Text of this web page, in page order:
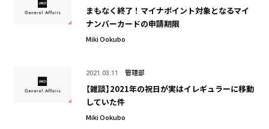
まもなく終了！マイナポイント対象となるマイ
ナンバーカードの申請期限
Miki Ookubo
2021.03.11 管理部
【雑談】2021年の祝日が実はイレギュラーに移動
していた件
Miki Ookubo